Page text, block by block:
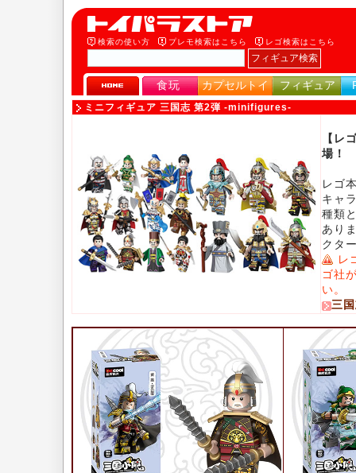
検索の使い方 プレモ検索はこちら レゴ検索はこちら
食玩 カプセルトイ フィギュア
ミニフィギュア 三国志 第2弾 -minifigures-
【レ
場！
レゴ
キャ
種類
あり
クタ
レ
ゴ社
い。
三